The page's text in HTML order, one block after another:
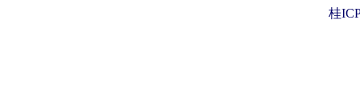
桂